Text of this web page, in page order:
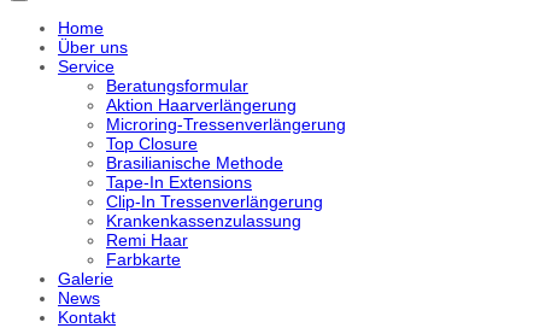
Home
Über uns
Service
Beratungsformular
Aktion Haarverlängerung
Microring-Tressenverlängerung
Top Closure
Brasilianische Methode
Tape-In Extensions
Clip-In Tressenverlängerung
Krankenkassenzulassung
Remi Haar
Farbkarte
Galerie
News
Kontakt